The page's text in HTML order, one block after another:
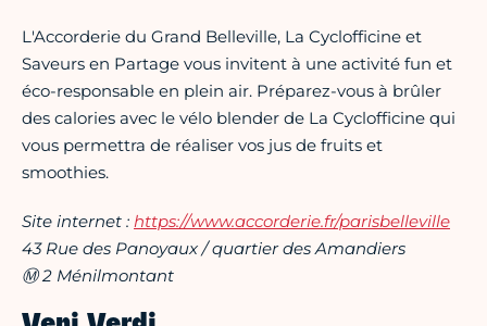
L'Accorderie du Grand Belleville, La Cyclofficine et
Saveurs en Partage vous invitent à une activité fun et
éco-responsable en plein air. Préparez-vous à brûler
des calories avec le vélo blender de La Cyclofficine qui
vous permettra de réaliser vos jus de fruits et
smoothies.
Site internet : https://www.accorderie.fr/parisbelleville
43 Rue des Panoyaux / quartier des Amandiers
Ⓜ 2 Ménilmontant